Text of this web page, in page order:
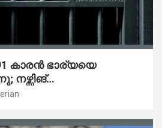
കാരൻ ഭാര്യയെ
നഴ്സിങ്
നൽകിയ വാഗ്ദാനം